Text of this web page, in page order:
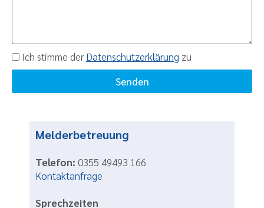
Ich stimme der Datenschutzerklärung zu
Senden
Melderbetreuung
Telefon: 0355 49493 166
Kontaktanfrage
Sprechzeiten